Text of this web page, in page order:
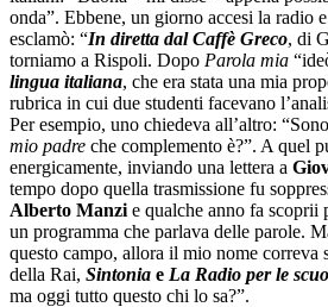
onda”. Ebbene, un giorno accesi la radio
esclamò: “In diretta dal Caffè Greco, di
torniamo a Rispoli. Dopo Parola mia
lingua italiana, che era stata una mia
rubrica in cui due studenti facevano
Per esempio, uno chiedeva all’altro:
mio padre che complemento è?”. A quel
energicamente, inviando una lettera a
tempo dopo quella trasmissione fu
Alberto Manzi e qualche anno fa scoprii
un programma che parlava delle parole.
questo campo, allora il mio nome correva
della Rai, Sintonia e La Radio per le
ma oggi tutto questo chi lo sa?”.